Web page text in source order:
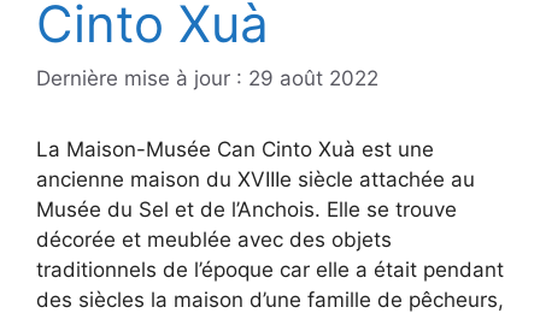
Cinto Xuà
Dernière mise à jour : 29 août 2022
La Maison-Musée Can Cinto Xuà est une
ancienne maison du XVIIIe siècle attachée au
Musée du Sel et de l’Anchois. Elle se trouve
décorée et meublée avec des objets
traditionnels de l’époque car elle a était pendant
des siècles la maison d’une famille de pêcheurs,